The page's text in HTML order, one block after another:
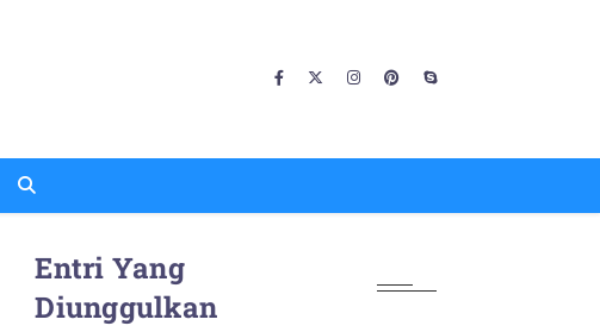
Entri Yang
Diunggulkan